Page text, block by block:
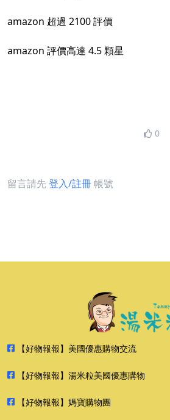
amazon 超過 2100 評價
amazon 評價高達 4.5 顆星
0
留言請先登入/註冊帳號
【好物報報】美國優惠購物交流
【好物報報】湯米粒美國優惠購物
【好物報報】媽寶購物團